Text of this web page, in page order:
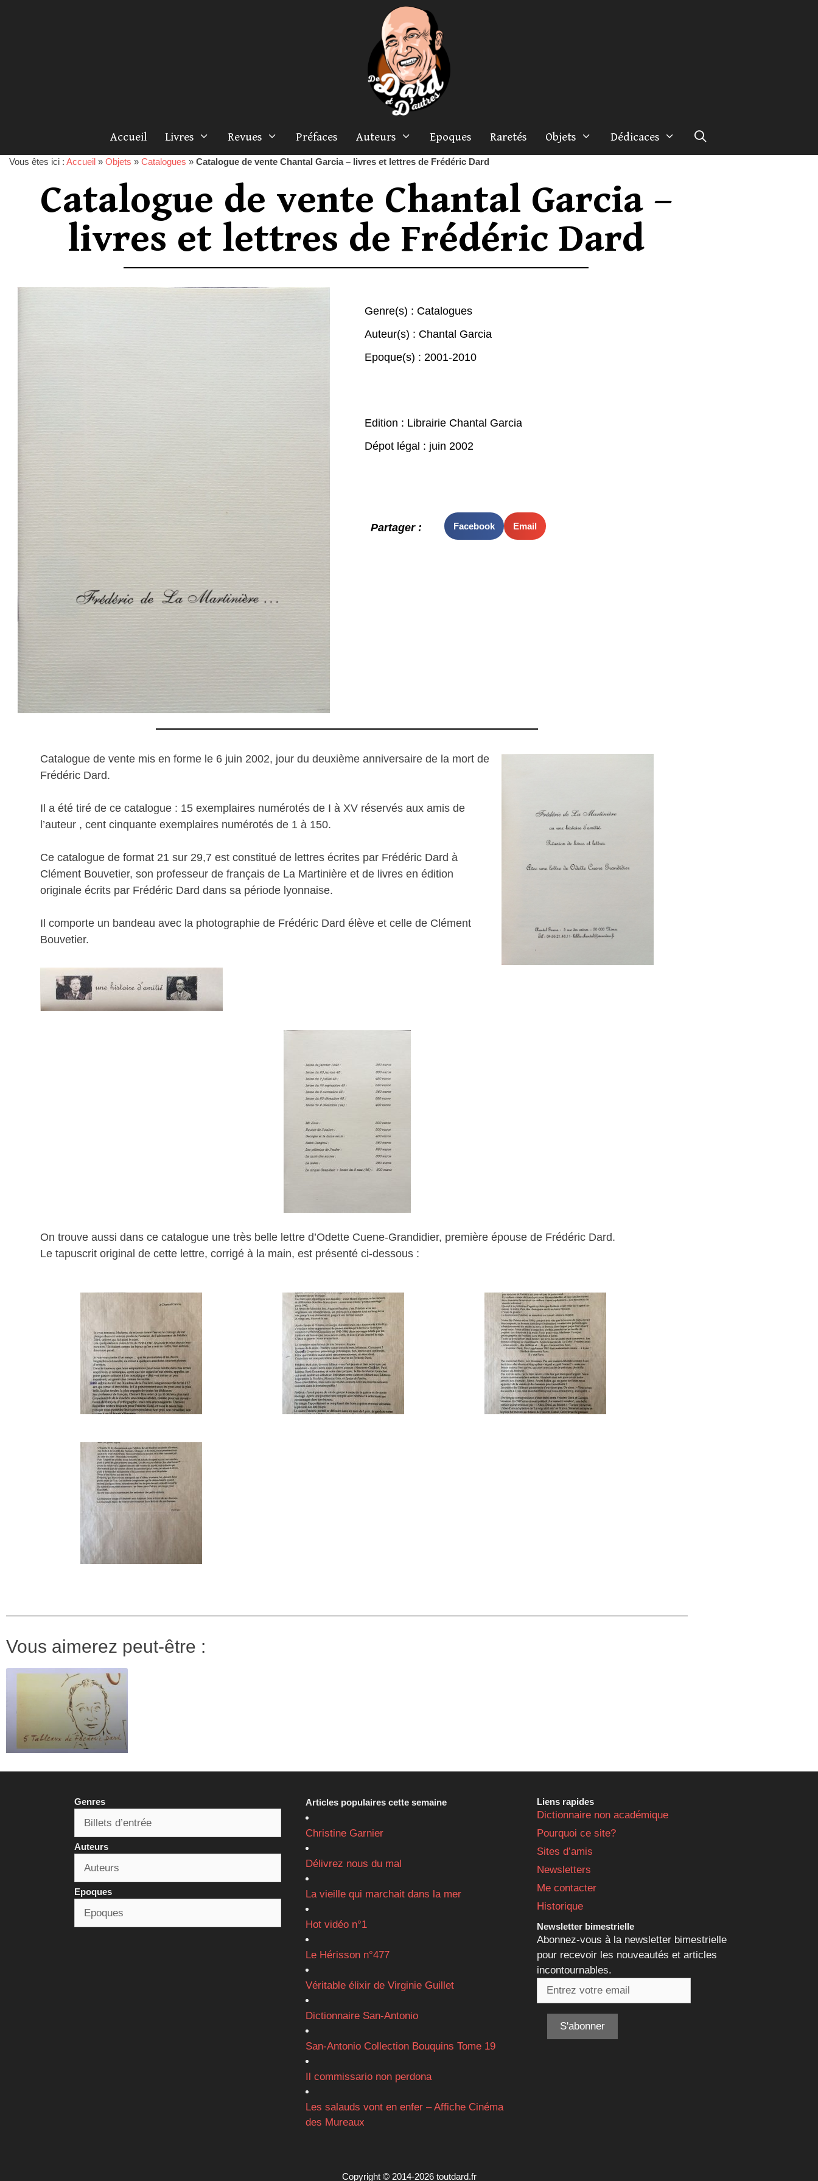
Accueil Livres Revues Préfaces Auteurs Epoques Raretés Objets Dédicaces
Vous êtes ici : Accueil » Objets » Catalogues » Catalogue de vente Chantal Garcia – livres et lettres de Frédéric Dard
Catalogue de vente Chantal Garcia –
livres et lettres de Frédéric Dard
Genre(s) : Catalogues
Auteur(s) : Chantal Garcia
Epoque(s) : 2001-2010
Edition : Librairie Chantal Garcia
Dépot légal : juin 2002
Partager : Facebook Email
Catalogue de vente mis en forme le 6 juin 2002, jour du deuxième anniversaire de la mort de
Frédéric Dard.
Il a été tiré de ce catalogue : 15 exemplaires numérotés de I à XV réservés aux amis de
l’auteur , cent cinquante exemplaires numérotés de 1 à 150.
Ce catalogue de format 21 sur 29,7 est constitué de lettres écrites par Frédéric Dard à
Clément Bouvetier, son professeur de français de La Martinière et de livres en édition
originale écrits par Frédéric Dard dans sa période lyonnaise.
Il comporte un bandeau avec la photographie de Frédéric Dard élève et celle de Clément
Bouvetier.
On trouve aussi dans ce catalogue une très belle lettre d’Odette Cuene-Grandidier, première épouse de Frédéric Dard.
Le tapuscrit original de cette lettre, corrigé à la main, est présenté ci-dessous :
Vous aimerez peut-être :
Genres
Auteurs
Epoques
Articles populaires cette semaine
Christine Garnier
Délivrez nous du mal
La vieille qui marchait dans la mer
Hot vidéo n°1
Le Hérisson n°477
Véritable élixir de Virginie Guillet
Dictionnaire San-Antonio
San-Antonio Collection Bouquins Tome 19
Il commissario non perdona
Les salauds vont en enfer – Affiche Cinéma
des Mureaux
Liens rapides
Dictionnaire non académique
Pourquoi ce site?
Sites d’amis
Newsletters
Me contacter
Historique
Newsletter bimestrielle
Abonnez-vous à la newsletter bimestrielle
pour recevoir les nouveautés et articles
incontournables.
Copyright © 2014-2026 toutdard.fr